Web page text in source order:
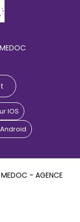
IOS
- AGENCE